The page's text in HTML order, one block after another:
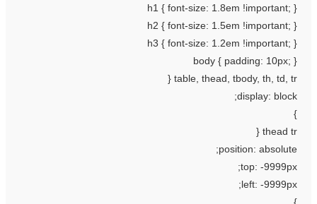
h1 { font-size: 1.8em !important;
h2 { font-size: 1.5em !important;
h3 { font-size: 1.2em !important;
body { padding: 10px;
table, thead, tbody, th, td, tr
display:
thead tr
position:
top: -
left: -